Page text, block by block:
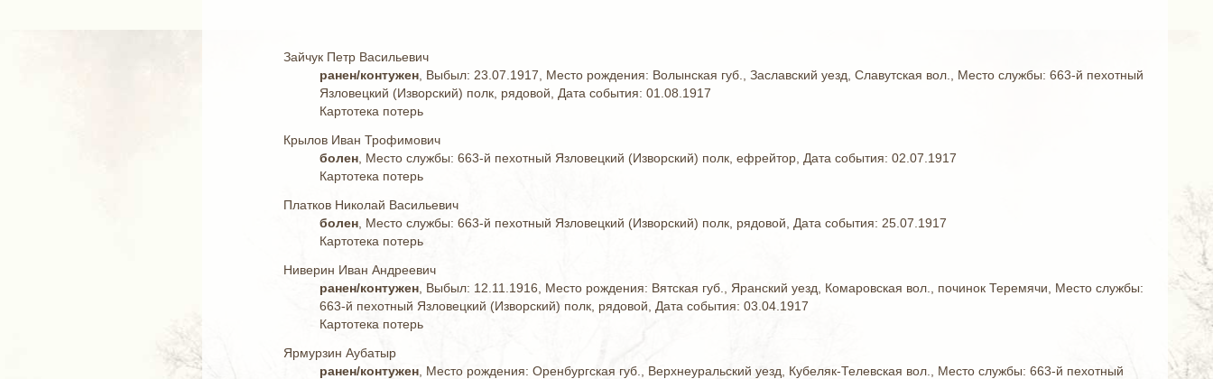
Зайчук Петр Васильевич
ранен/контужен , Выбыл: 23.07.1917, Место рождения: Волынская губ., Заславский уезд, Славутская вол., Место службы: 663-й пехотный
Язловецкий (Изворский) полк, рядовой, Дата события: 01.08.1917
Картотека потерь
Крылов Иван Трофимович
болен , Место службы: 663-й пехотный Язловецкий (Изворский) полк, ефрейтор, Дата события: 02.07.1917
Картотека потерь
Платков Николай Васильевич
болен , Место службы: 663-й пехотный Язловецкий (Изворский) полк, рядовой, Дата события: 25.07.1917
Картотека потерь
Ниверин Иван Андреевич
ранен/контужен , Выбыл: 12.11.1916, Место рождения: Вятская губ., Яранский уезд, Комаровская вол., починок Теремячи, Место службы:
663-й пехотный Язловецкий (Изворский) полк, рядовой, Дата события: 03.04.1917
Картотека потерь
Ярмурзин Аубатыр
ранен/контужен , Место рождения: Оренбургская губ., Верхнеуральский уезд, Кубеляк-Телевская вол., Место службы: 663-й пехотный